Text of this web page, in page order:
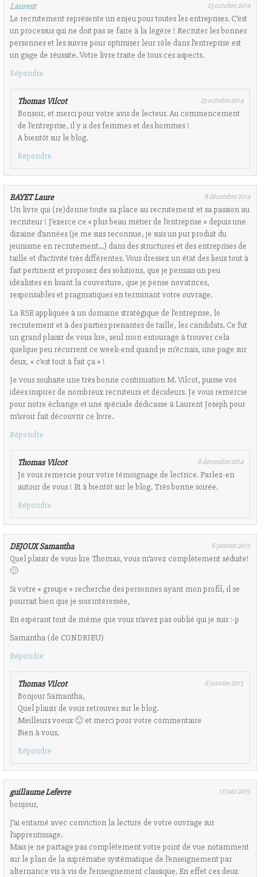
Laurent 23 octobre 2014
Le recrutement représente un enjeu pour toutes les entreprises. C’est
un processus qui ne doit pas se faire à la légère ! Recruter les bonnes
personnes et les suivre pour optimiser leur rôle dans l’entreprise est
un gage de réussite. Votre livre traite de tous ces aspects.
Répondre
Thomas Vilcot 23 octobre 2014
Bonsoir, et merci pour votre avis de lecteur. Au commencement
de l’entreprise, il y a des femmes et des hommes !
A bientôt sur le blog.
Répondre
BAYET Laure 8 décembre 2014
Un livre qui (re)donne toute sa place au recrutement et sa passion au
recruteur ! J’exerce ce « plus beau métier de l’entreprise » depuis une
dizaine d’années (je me suis reconnue, je suis un pur produit du
jeunisme en recrutement…) dans des structures et des entreprises de
taille et d’activité très différentes. Vous dressez un état des lieux tout à
fait pertinent et proposez des solutions, que je pensais un peu
idéalistes en lisant la couverture, que je pense novatrices,
responsables et pragmatiques en terminant votre ouvrage.
La RSE appliquée à un domaine stratégique de l’entreprise, le
recrutement et à des parties prenantes de taille, les candidats. Ce fut
un grand plaisir de vous lire, seul mon entourage à trouver cela
quelque peu récurrent ce week-end quand je m’écriais, une page sur
deux, « c’est tout à fait ça » !
Je vous souhaite une très bonne continuation M. Vilcot, puisse vos
idées inspirer de nombreux recruteurs et décideurs. Je vous remercie
pour notre échange et une spéciale dédicasse à Laurent Joseph pour
m’avoir fait découvrir ce livre.
Répondre
Thomas Vilcot 8 décembre 2014
Je vous remercie pour votre témoignage de lectrice. Parlez-en
autour de vous ! Et à bientôt sur le blog. Très bonne soirée.
Répondre
DEJOUX Samantha 6 janvier 2015
Quel plaisir de vous lire Thomas, vous m’avez complètement séduite!
🙂
Si votre « groupe » recherche des personnes ayant mon profil, il se
pourrait bien que je sois intéressée,
En espérant tout de même que vous n’avez pas oublié qui je suis :-p
Samantha (de CONDRIEU)
Répondre
Thomas Vilcot 6 janvier 2015
Bonjour Samantha,
Quel plaisir de vous retrouver sur le blog.
Meilleurs voeux 🙂 et merci pour votre commentaire
Bien à vous,
Répondre
guillaume Lefevre 17 juin 2015
bonjour,
J’ai entamé avec conviction la lecture de votre ouvrage sur
l’apprentissage.
Mais je ne partage pas complètement votre point de vue notamment
sur le plan de la suprématie systématique de l’enseignement par
alternance vis à vis de l’enseignement classique. En effet ces deux